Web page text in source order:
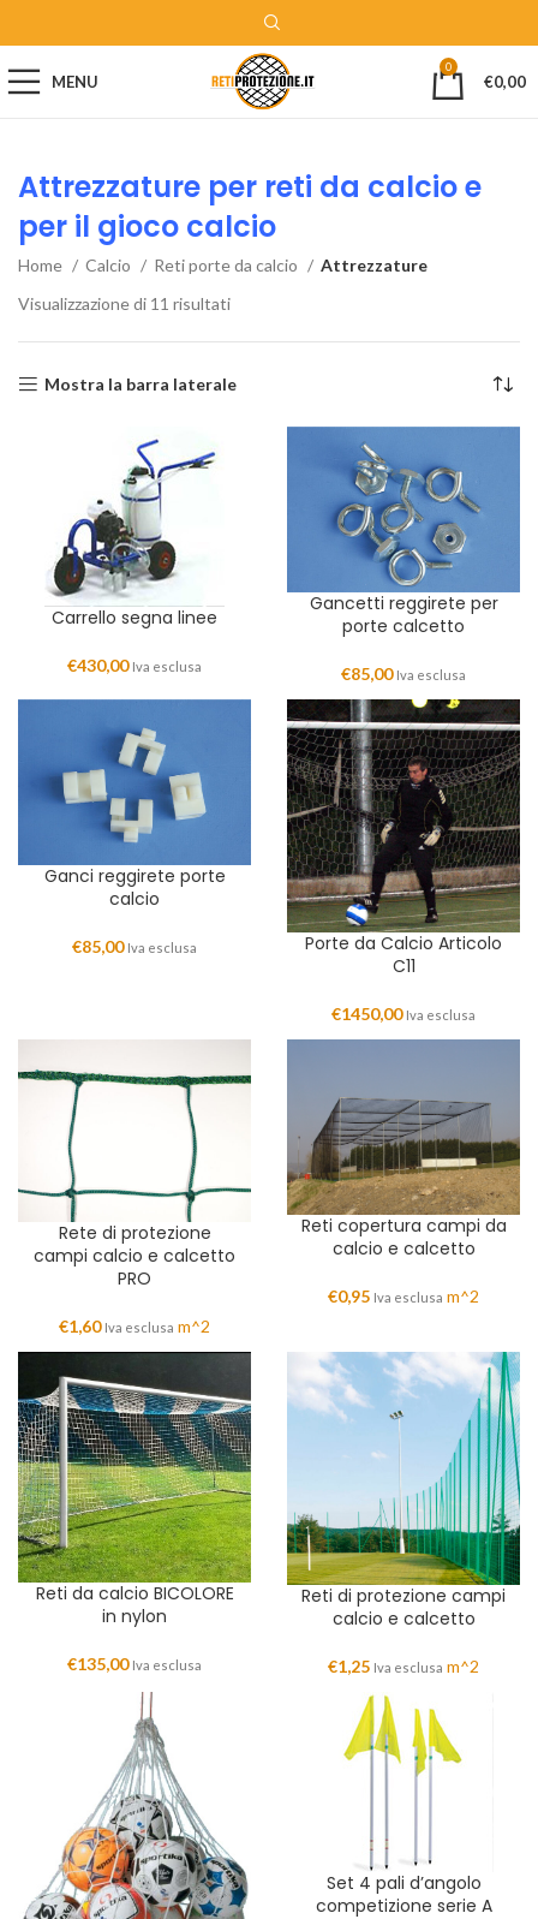
MENU
0
€0,00
Attrezzature per reti da calcio e
per il gioco calcio
Home Calcio Reti porte da calcio
Attrezzature
Visualizzazione di 11 risultati
Mostra la barra laterale
Carrello segna linee
€430,00 Iva esclusa
Gancetti reggirete per
porte calcetto
€85,00 Iva esclusa
Ganci reggirete porte
calcio
€85,00 Iva esclusa
Porte da Calcio Articolo
C11
€1450,00 Iva esclusa
Rete di protezione
campi calcio e calcetto
PRO
€1,60 Iva esclusa m^2
Reti copertura campi da
calcio e calcetto
€0,95 Iva esclusa m^2
Reti da calcio BICOLORE
in nylon
€135,00 Iva esclusa
Reti di protezione campi
calcio e calcetto
€1,25 Iva esclusa m^2
Set 4 pali d’angolo
competizione serie A